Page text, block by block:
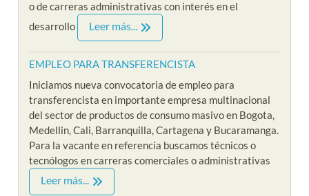
o de carreras administrativas con interés en el
desarrollo
Leer más...
EMPLEO PARA TRANSFERENCISTA
Iniciamos nueva convocatoria de empleo para
transferencista en importante empresa multinacional
del sector de productos de consumo masivo en Bogota,
Medellin, Cali, Barranquilla, Cartagena y Bucaramanga.
Para la vacante en referencia buscamos técnicos o
tecnólogos en carreras comerciales o administrativas
Leer más...